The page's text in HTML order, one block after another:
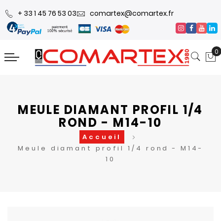
+ 33 1 45 76 53 03 comartex@comartex.fr
0
MEULE DIAMANT PROFIL 1/4
ROND - M14-10
Accueil
Meule diamant profil 1/4 rond - M14-
10